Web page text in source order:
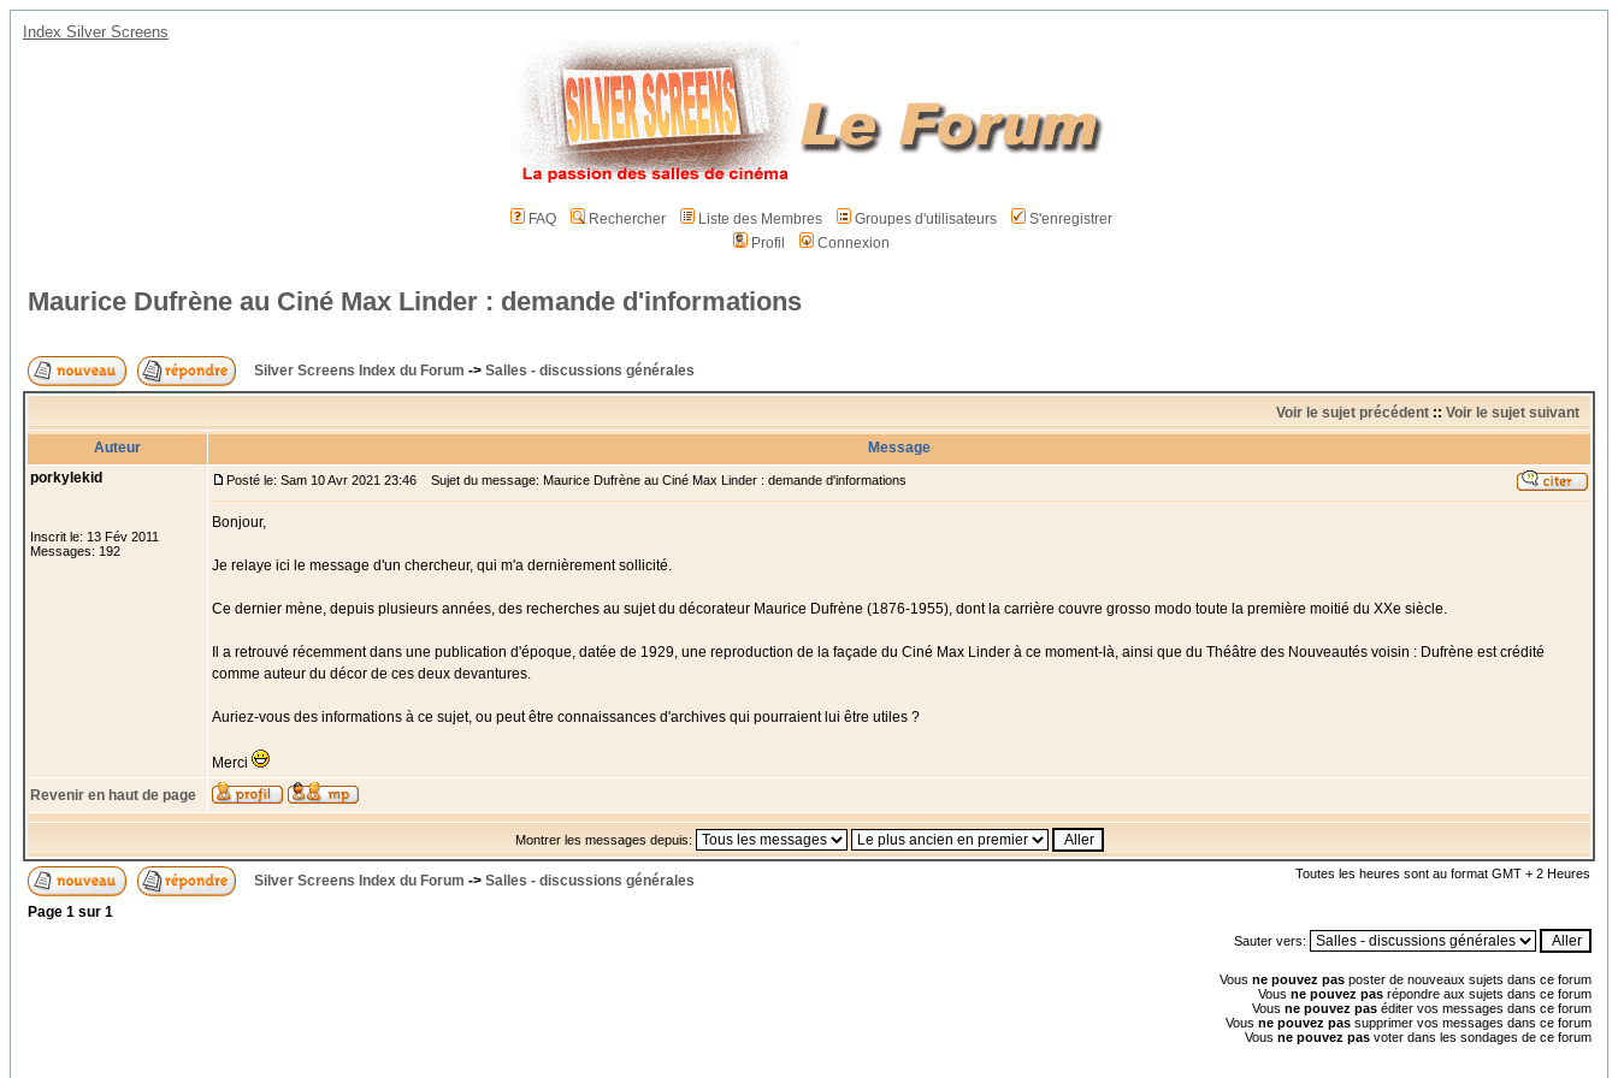
Index Silver Screens
FAQ Rechercher Liste des Membres Groupes d'utilisateurs
S'enregistrer
Profil
Connexion
Maurice Dufrène au Ciné Max Linder : demande d'informations
Silver Screens Index du Forum -> Salles - discussions générales
Voir le sujet précédent :: Voir le sujet suivant
Auteur
Message
porkylekid
Inscrit le: 13 Fév 2011
Messages: 192
Posté le: Sam 10 Avr 2021 23:46 Sujet du message: Maurice Dufrène au Ciné Max Linder : demande d'informations
Bonjour,
Je relaye ici le message d'un chercheur, qui m'a dernièrement sollicité.
Ce dernier mène, depuis plusieurs années, des recherches au sujet du décorateur Maurice Dufrène (1876-1955), dont la carrière couvre grosso modo toute la première moitié du XXe siècle.
Il a retrouvé récemment dans une publication d'époque, datée de 1929, une reproduction de la façade du Ciné Max Linder à ce moment-là, ainsi que du Théâtre des Nouveautés voisin : Dufrène est crédité
comme auteur du décor de ces deux devantures.
Auriez-vous des informations à ce sujet, ou peut être connaissances d'archives qui pourraient lui être utiles ?
Merci
Revenir en haut de page
Montrer les messages depuis:
Silver Screens Index du Forum -> Salles - discussions générales Toutes les heures sont au format GMT + 2 Heures
Page 1 sur 1
Sauter vers:
Vous ne pouvez pas poster de nouveaux sujets dans ce forum
Vous ne pouvez pas répondre aux sujets dans ce forum
Vous ne pouvez pas éditer vos messages dans ce forum
Vous ne pouvez pas supprimer vos messages dans ce forum
Vous ne pouvez pas voter dans les sondages de ce forum